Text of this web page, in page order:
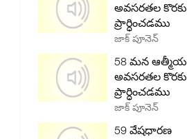
అవసరతల కొరకు
ప్రార్ధించడము
జాక్ పూనెన్
58 మన ఆత్మీయ
అవసరతల కొరకు
ప్రార్ధించడము
జాక్ పూనెన్
59 వేషధారణ